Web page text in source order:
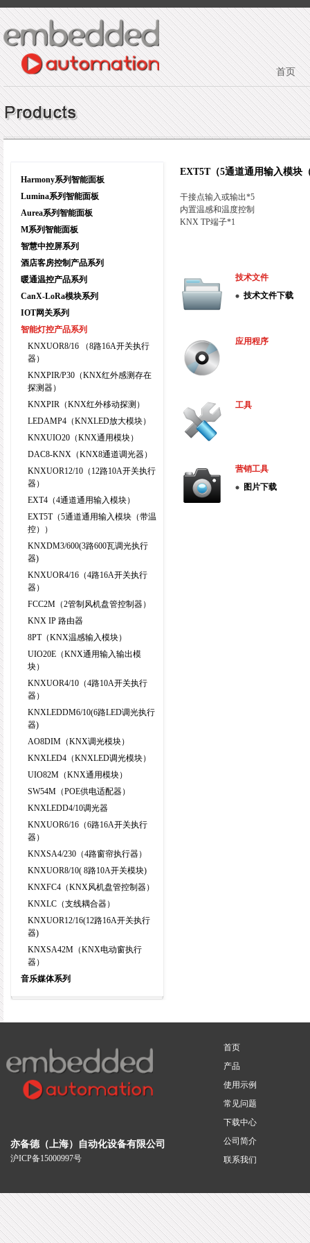
首页
Harmony系列智能面板
Lumina系列智能面板
Aurea系列智能面板
M系列智能面板
智慧中控屏系列
酒店客房控制产品系列
暖通温控产品系列
CanX-LoRa模块系列
IOT网关系列
智能灯控产品系列
KNXUOR8/16 （8路16A开关执行
器）
KNXPIR/P30（KNX红外感测存在
探测器）
KNXPIR（KNX红外移动探测）
LEDAMP4（KNXLED放大模块）
KNXUIO20（KNX通用模块）
DAC8-KNX（KNX8通道调光器）
KNXUOR12/10（12路10A开关执行
器）
EXT4（4通道通用输入模块）
EXT5T（5通道通用输入模块（带温
控））
KNXDM3/600(3路600瓦调光执行
器)
KNXUOR4/16（4路16A开关执行
器）
FCC2M（2管制风机盘管控制器）
KNX IP 路由器
8PT（KNX温感输入模块）
UIO20E（KNX通用输入输出模
块）
KNXUOR4/10（4路10A开关执行
器）
KNXLEDDM6/10(6路LED调光执行
器)
AO8DIM（KNX调光模块）
KNXLED4（KNXLED调光模块）
UIO82M（KNX通用模块）
SW54M（POE供电适配器）
KNXLEDD4/10调光器
KNXUOR6/16（6路16A开关执行
器）
KNXSA4/230（4路窗帘执行器）
KNXUOR8/10( 8路10A开关模块)
KNXFC4（KNX风机盘管控制器）
KNXLC（支线耦合器）
KNXUOR12/16(12路16A开关执行
器)
KNXSA42M（KNX电动窗执行
器）
音乐媒体系列
EXT5T（5通道通用输入模块
干接点输入或输出*5
内置温感和温度控制
KNX TP端子*1
技术文件
技术文件下载
应用程序
工具
营销工具
图片下载
亦备德（上海）自动化设备有限公司
沪ICP备15000997号
首页
产品
使用示例
常见问题
下载中心
公司简介
联系我们